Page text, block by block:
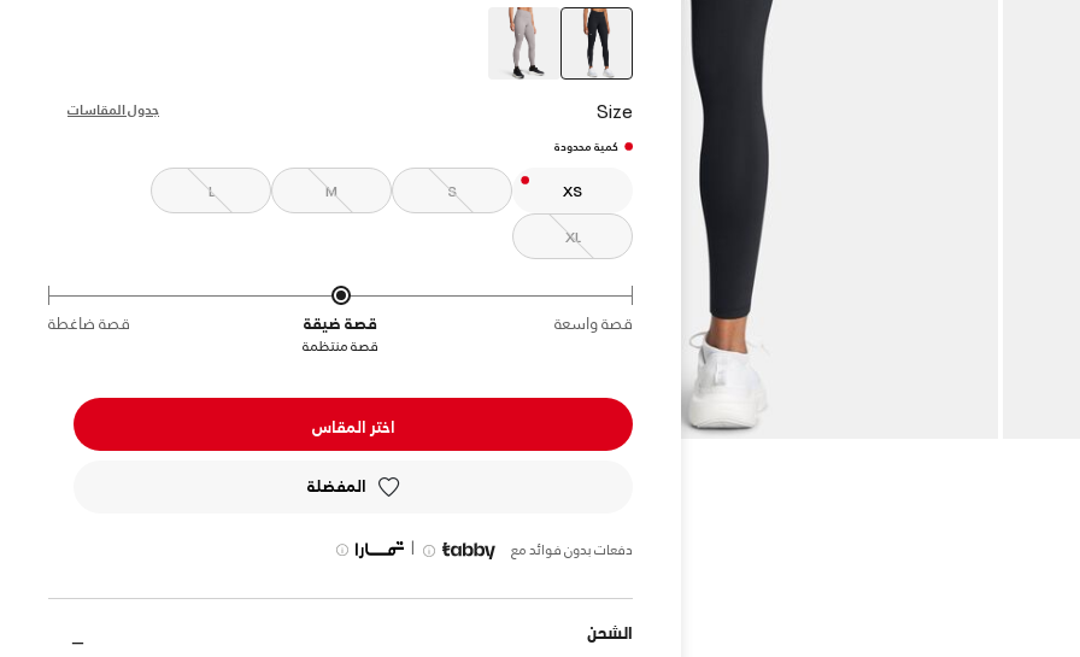
Size جدول المقاسات
كمية محدودة
XS
S
M
L
XL
قصة واسعة قصة ضيقة قصة ضاغطة
قصة منتظمة
اختر المقاس
المفضلة
دفعات بدون فوائد مع |
الشحن